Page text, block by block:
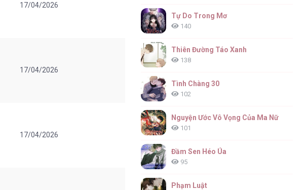
17/04/2026
17/04/2026
17/04/2026
Tự Do Trong Mơ
140
Thiên Đường Táo Xanh
138
Tình Chàng 30
102
Nguyện Ước Vô Vọng Của Ma Nữ
101
Đầm Sen Héo Úa
95
Phạm Luật